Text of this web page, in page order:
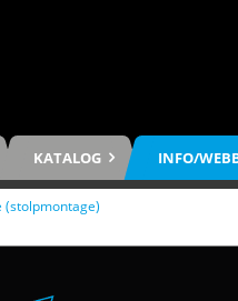
KATALOG INFO/
(stolpmontage)